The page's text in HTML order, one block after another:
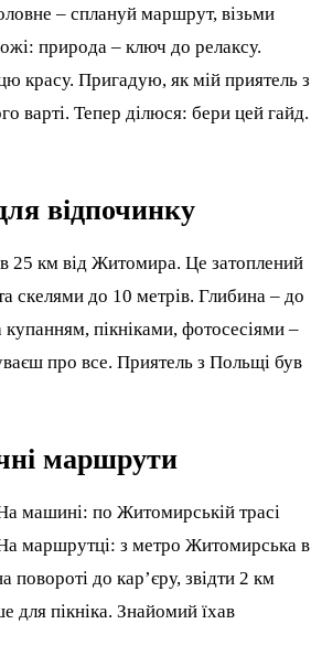
– сплануй маршрут, візьми
природа – ключ до релаксу.
красу. Пригадую, як мій приятель з
варті. Тепер ділюся: бери цей гайд.
відпочинку
25 км від Житомира. Це затоплений
скелями до 10 метрів. Глибина – до
пікніками, фотосесіями –
про все. Приятель з Польщі був
маршрути
машині: по Житомирській трасі
маршрутці: з метро Житомирська в
до кар’єру, звідти 2 км
пікніка. Знайомий їхав